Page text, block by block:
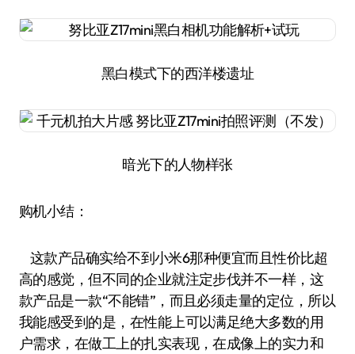
黑白模式下的西洋楼遗址
暗光下的人物样张
购机小结：
这款产品确实给不到小米6那种便宜而且性价比超
高的感觉，但不同的企业就注定步伐并不一样，这
款产品是一款“不能错”，而且必须走量的定位，所以
我能感受到的是，在性能上可以满足绝大多数的用
户需求，在做工上的扎实表现，在成像上的实力和